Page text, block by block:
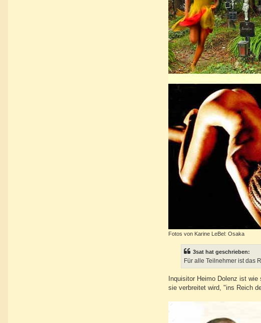
Fotos von Karine LeBel: Osaka
3sat hat geschrieben:
Für alle Teilnehmer ist das
Inquisitor Heimo Dolenz ist
sie verbreitet wird, "ins Reich